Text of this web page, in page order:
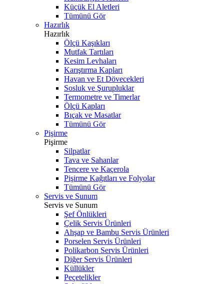
Küçük El Aletleri
Tümünü Gör
Hazırlık
Hazırlık
Ölçü Kaşıkları
Mutfak Tartıları
Kesim Levhaları
Karıştırma Kapları
Havan ve Et Dövecekleri
Sosluk ve Şurupluklar
Termometre ve Timerlar
Ölçü Kapları
Bıçak ve Masatlar
Tümünü Gör
Pişirme
Pişirme
Silpatlar
Tava ve Sahanlar
Tencere ve Kaçerola
Pişirme Kağıtları ve Folyolar
Tümünü Gör
Servis ve Sunum
Servis ve Sunum
Şef Önlükleri
Çelik Servis Ürünleri
Ahşap ve Bambu Servis Ürünleri
Porselen Servis Ürünleri
Polikarbon Servis Ürünleri
Diğer Servis Ürünleri
Küllükler
Peçetelikler